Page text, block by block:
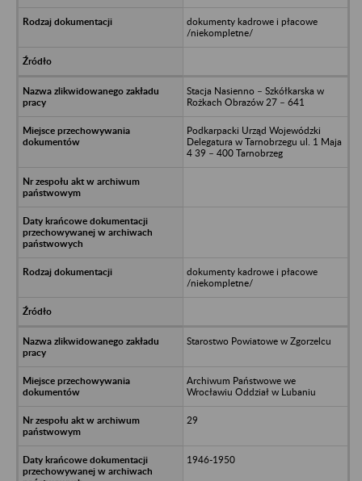
dokumenty kadrowe i płacowe
/niekompletne/
Stacja Nasienno – Szkółkarska w
Rożkach Obrazów 27 – 641
Podkarpacki Urząd Wojewódzki
Delegatura w Tarnobrzegu ul. 1 Maja
4 39 – 400 Tarnobrzeg
dokumenty kadrowe i płacowe
/niekompletne/
Starostwo Powiatowe w Zgorzelcu
Archiwum Państwowe we
Wrocławiu Oddział w Lubaniu
29
1946-1950